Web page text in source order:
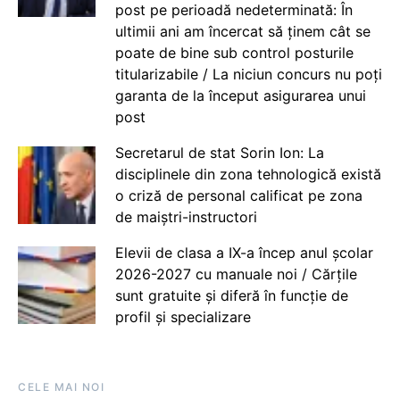
post pe perioadă nedeterminată: În
ultimii ani am încercat să ținem cât se
poate de bine sub control posturile
titularizabile / La niciun concurs nu poți
garanta de la început asigurarea unui
post
Secretarul de stat Sorin Ion: La
disciplinele din zona tehnologică există
o criză de personal calificat pe zona
de maiștri-instructori
Elevii de clasa a IX-a încep anul școlar
2026-2027 cu manuale noi / Cărțile
sunt gratuite și diferă în funcție de
profil și specializare
CELE MAI NOI